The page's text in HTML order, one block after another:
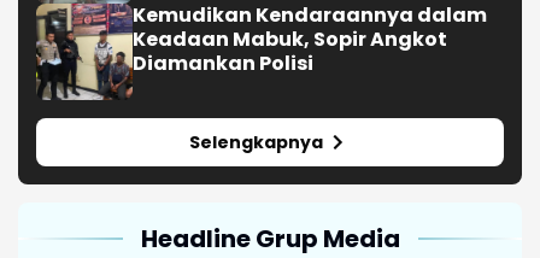
Kemudikan Kendaraannya dalam
Keadaan Mabuk, Sopir Angkot
Diamankan Polisi
Selengkapnya
Headline Grup Media